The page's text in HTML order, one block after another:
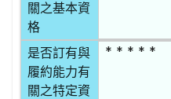
關之基本資
格
是否訂有與
履約能力有
關之特定資
* * * * *